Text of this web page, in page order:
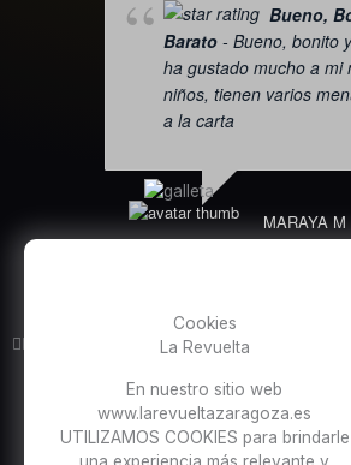
Bueno,
Barato - Bueno, bonito
ha gustado mucho a mi
niños, tienen varios
a la carta
MARAYA M
JULIO 22,

5
Ver más opiniones
Cookies
La Revuelta
En nuestro sitio web
www.larevueltazaragoza.es
UTILIZAMOS COOKIES para brindarle